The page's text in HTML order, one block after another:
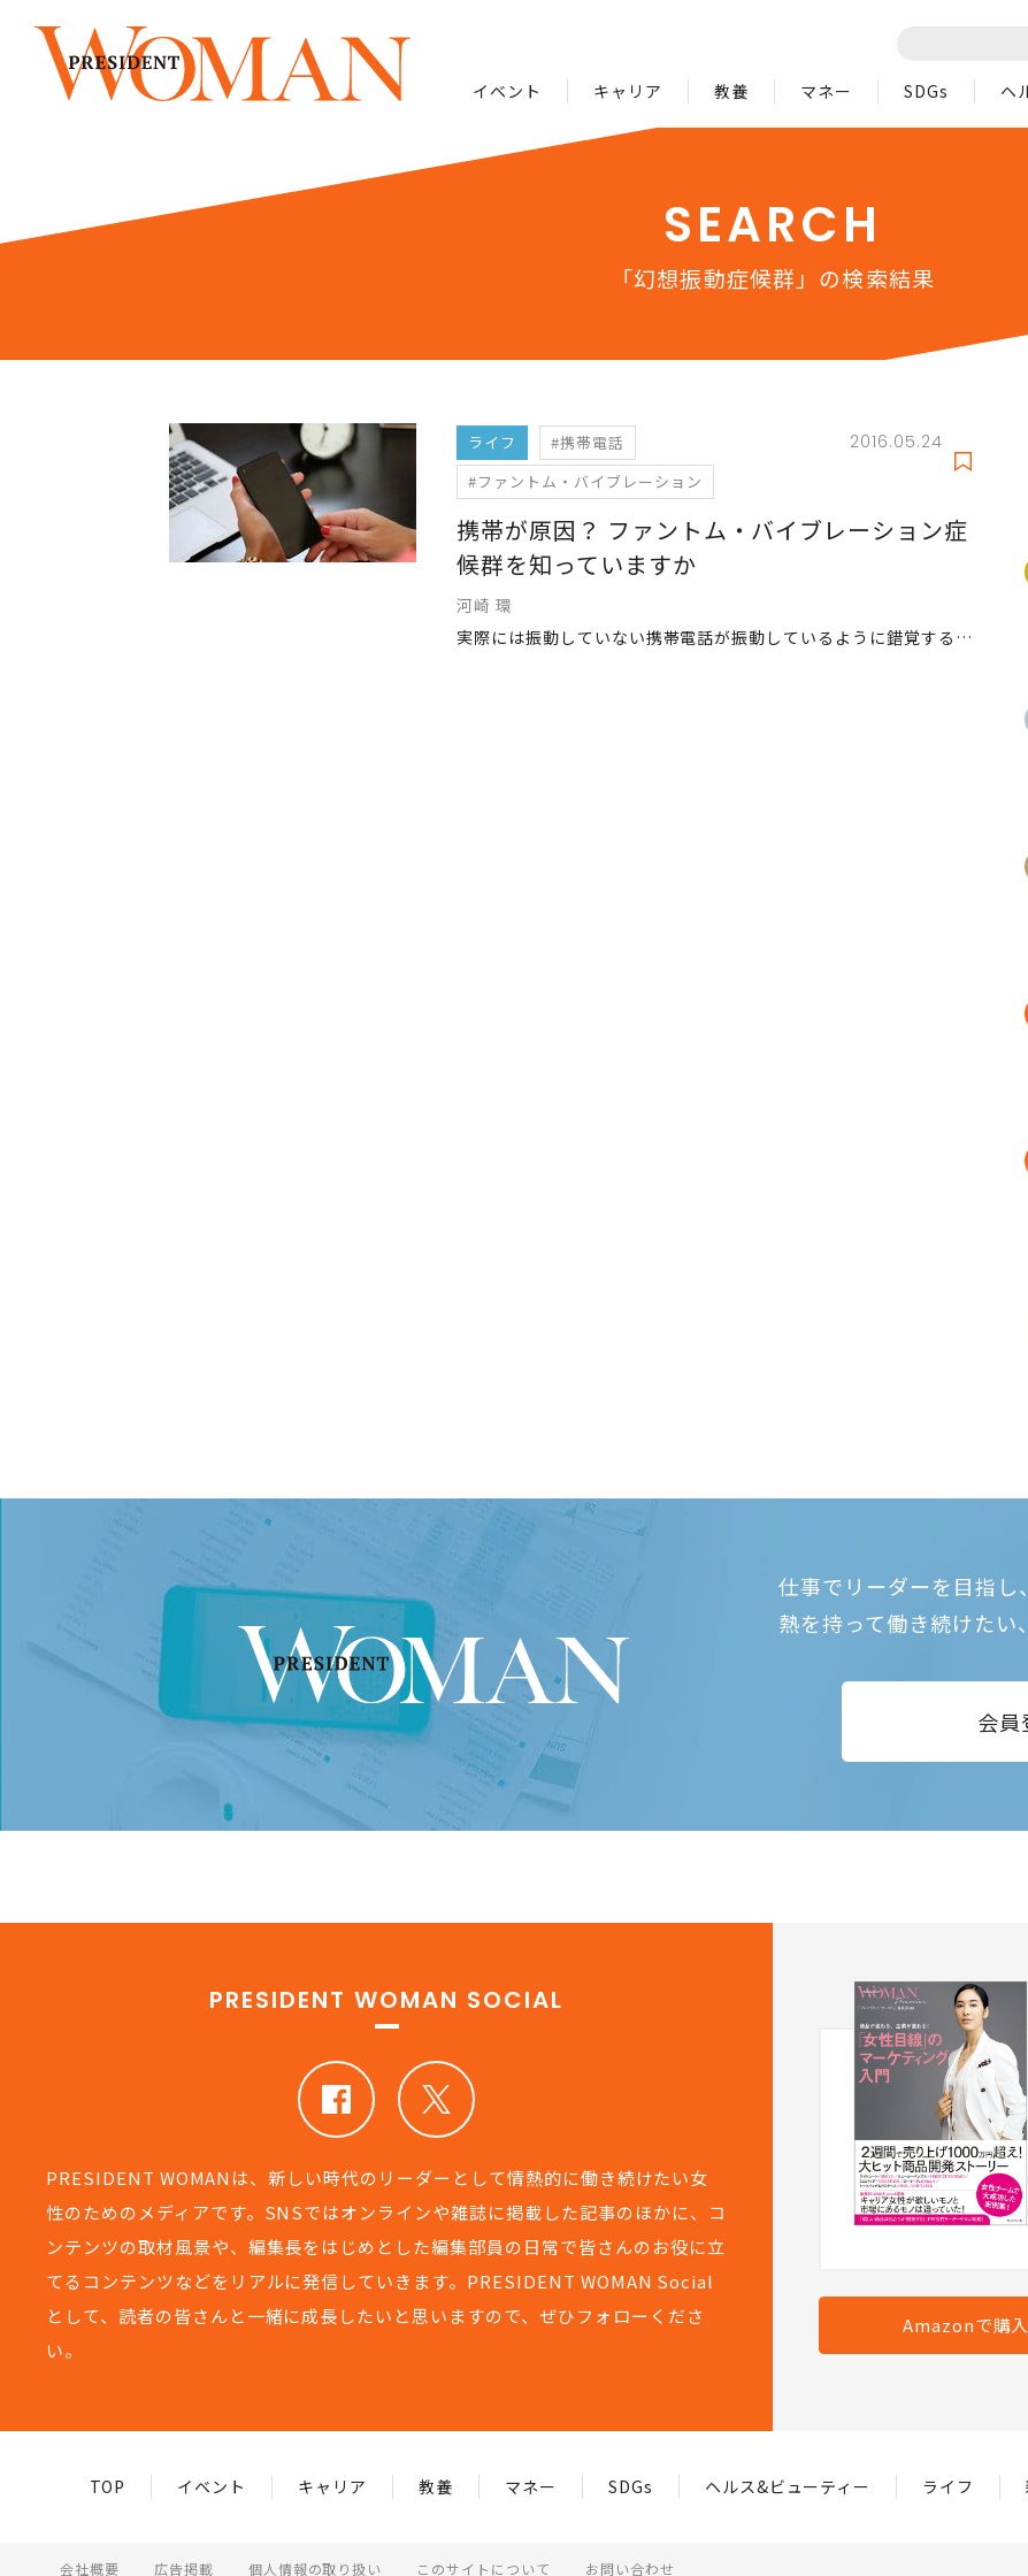
イベント キャリア 教養 マネー SDGs ヘ
SEARCH
「幻想振動症候群」の検索結果
ライフ
#携帯電話
#ファントム・バイブレーション
2016.05.24
携帯が原因？ ファントム・バイブレーション症
候群を知っていますか
河崎 環
実際には振動していない携帯電話が振動しているように錯覚する現象、“ファントム・バイブレーション・シンドローム”。「着信に対して神経質になっている時ほど経験しやすい」と言われ、仕事で電話をよく使う人や緊急の呼び出しがある人は、特に身に覚えがあるかもしれません。携帯電話は忙しく働く現代人の心を追い詰めているのでしょうか？
仕事でリーダーを目指
熱を持って働き続けたい
会員
PRESIDENT WOMAN SOCIAL
PRESIDENT WOMANは、新しい時代のリーダーとして情熱的に働き続けたい女
性のためのメディアです。SNSではオンラインや雑誌に掲載した記事のほかに、コ
ンテンツの取材風景や、編集長をはじめとした編集部員の日常で皆さんのお役に立
てるコンテンツなどをリアルに発信していきます。PRESIDENT WOMAN Social
として、読者の皆さんと一緒に成長したいと思いますので、ぜひフォローくださ
い。
Amazonで購
TOP イベント キャリア 教養 マネー SDGs ヘルス&ビューティー ライフ
会社概要 広告掲載 個人情報の取り扱い このサイトについて お問い合わせ